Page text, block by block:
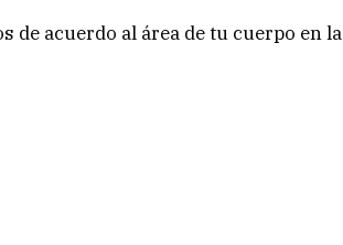
de acuerdo al área de tu cuerpo en la